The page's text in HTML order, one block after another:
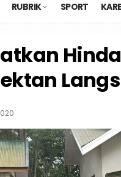
RUBRIK SPORT